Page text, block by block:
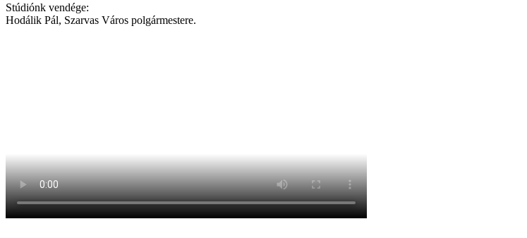
Stúdiónk vendége:
Hodálik Pál, Szarvas Város polgármestere.